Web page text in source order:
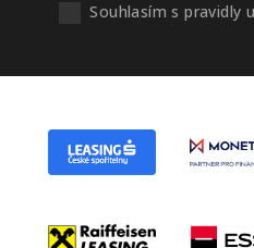
Souhlasím s pravidly